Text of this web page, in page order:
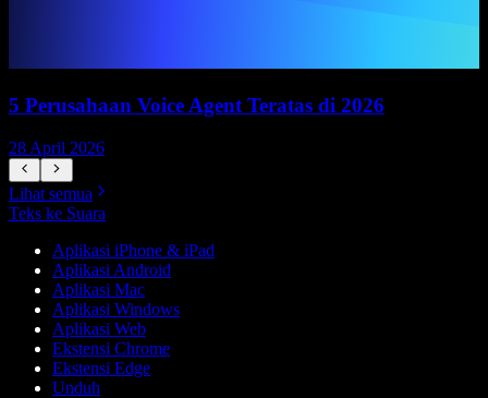
5 Perusahaan Voice Agent Teratas di 2026
28 April 2026
Lihat semua
Teks ke Suara
Aplikasi iPhone & iPad
Aplikasi Android
Aplikasi Mac
Aplikasi Windows
Aplikasi Web
Ekstensi Chrome
Ekstensi Edge
Unduh